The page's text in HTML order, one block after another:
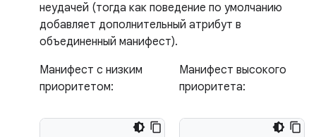
неудачей (тогда как поведение по умолчанию
добавляет дополнительный атрибут в
объединенный манифест).
Манифест с низким
приоритетом:
Манифест высокого
приоритета: